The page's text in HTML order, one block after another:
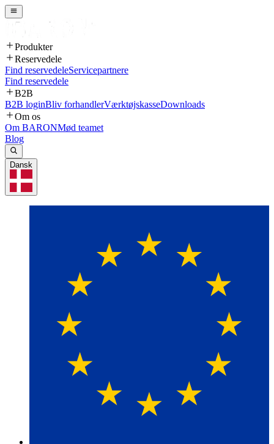
Produkter
Reservedele
Find reservedeleServicepartnere
Find reservedele
B2B
B2B loginBliv forhandlerVærktøjskasseDownloads
Om os
Om BARONMød teamet
Blog
Dansk